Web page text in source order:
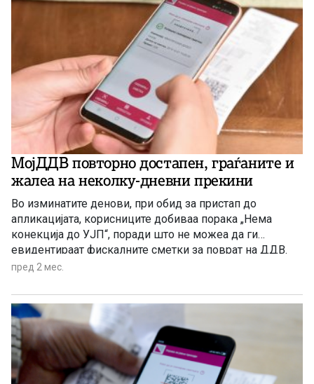
МојДДВ повторно достапен, граѓаните и
жалеа на неколку-дневни прекини
Во изминатите денови, при обид за пристап до
апликацијата, корисниците добиваа порака „Нема
конекција до УЈП“, поради што не можеа да ги
евидентираат фискалните сметки за поврат на ДДВ.
Засега нема официјално соопштение од Управата за
прекин, ниту за тоа кога системот целосно ќе се
стабилизира.
пред 2 мес.